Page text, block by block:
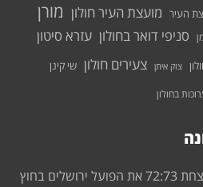
העיר מועצת העיר חולון מורן
סניפי דואר בחולון עזרא סיטון
צוק איתן צעירים חולון שי קינן
בחולון
בחוץ